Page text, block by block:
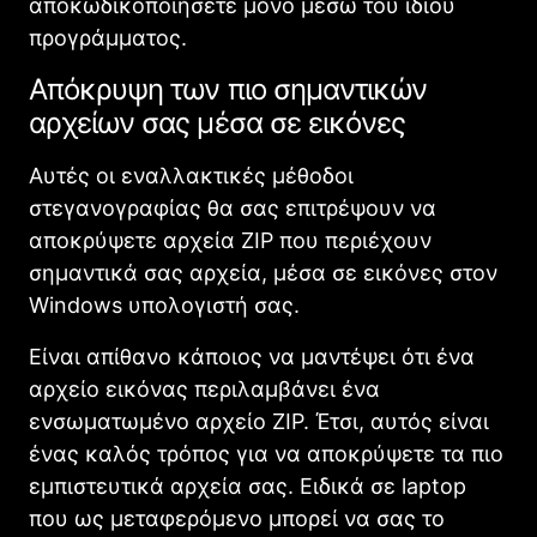
προγράμματος.
Απόκρυψη των πιο σημαντικών
αρχείων σας μέσα σε εικόνες
Αυτές οι εναλλακτικές μέθοδοι
στεγανογραφίας θα σας επιτρέψουν να
αποκρύψετε αρχεία ZIP που περιέχουν
σημαντικά σας αρχεία, μέσα σε εικόνες στον
Windows υπολογιστή σας.
Είναι απίθανο κάποιος να μαντέψει ότι ένα
αρχείο εικόνας περιλαμβάνει ένα
ενσωματωμένο αρχείο ZIP. Έτσι, αυτός είναι
ένας καλός τρόπος για να αποκρύψετε τα πιο
εμπιστευτικά αρχεία σας. Ειδικά σε laptop
που ως μεταφερόμενο μπορεί να σας το